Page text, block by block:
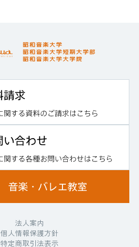
法人案内
個人情報保護方針
特定商取引法表示